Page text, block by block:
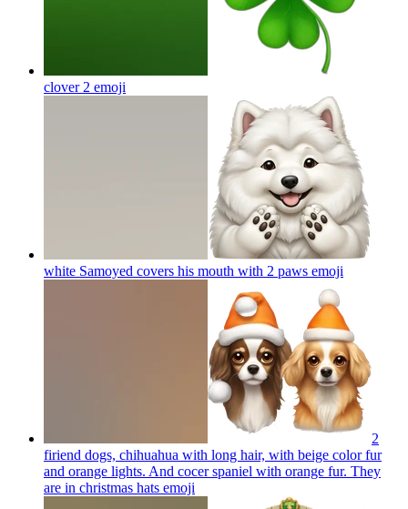
clover 2 emoji
white Samoyed covers his mouth with 2 paws emoji
2
firiend dogs, chihuahua with long hair, with beige color fur
and orange lights. And cocer spaniel with orange fur. They
are in christmas hats emoji